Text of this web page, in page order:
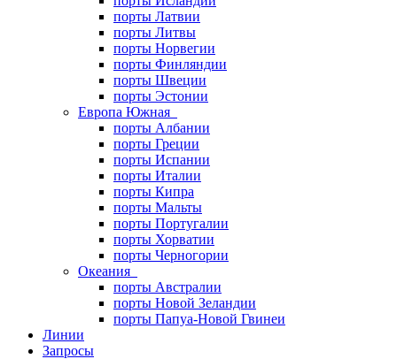
порты Латвии
порты Литвы
порты Норвегии
порты Финляндии
порты Швеции
порты Эстонии
Европа Южная
порты Албании
порты Греции
порты Испании
порты Италии
порты Кипра
порты Мальты
порты Португалии
порты Хорватии
порты Черногории
Океания
порты Австралии
порты Новой Зеландии
порты Папуа-Новой Гвинеи
Линии
Запросы